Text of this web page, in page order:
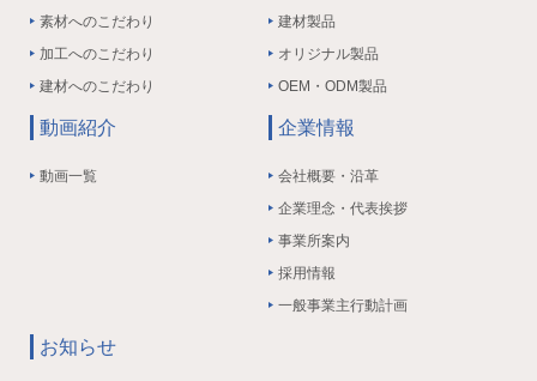
素材へのこだわり
加工へのこだわり
建材へのこだわり
建材製品
オリジナル製品
OEM・ODM製品
動画紹介
動画一覧
企業情報
会社概要・沿革
企業理念・代表挨拶
事業所案内
採用情報
一般事業主行動計画
お知らせ